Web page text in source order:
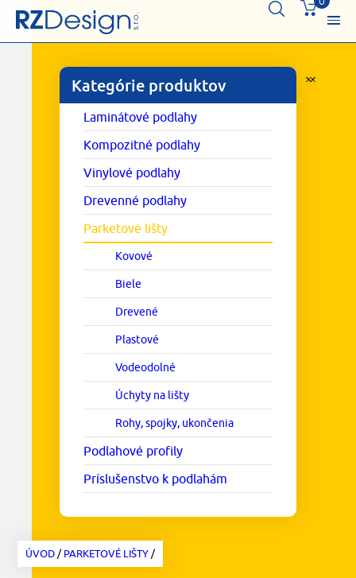
Kategórie produktov
Laminátové podlahy
Kompozitné podlahy
Vinylové podlahy
Drevenné podlahy
Parketové lišty
Kovové
Biele
Drevené
Plastové
Vodeodolné
Úchyty na lišty
Rohy, spojky, ukončenia
Podlahové profily
Príslušenstvo k podlahám
ÚVOD/PARKETOVÉ LIŠTY/